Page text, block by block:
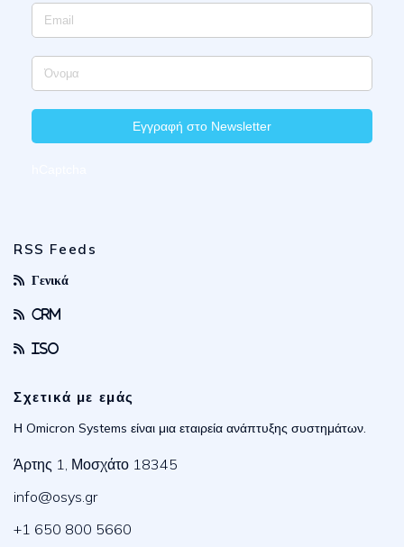
Εγγραφή στο Newsletter
RSS Feeds
Γενικά
CRM
ISO
Σχετικά με εμάς
Η Omicron Systems είναι μια εταιρεία ανάπτυξης συστημάτων.
Άρτης 1, Μοσχάτο 18345
info@osys.gr
+1 650 800 5660